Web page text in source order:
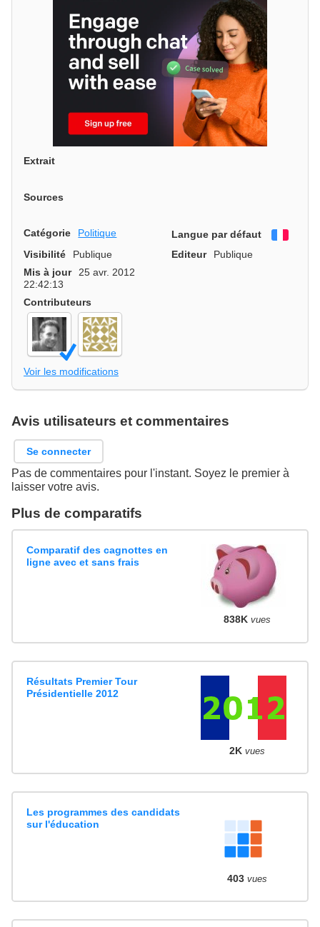
Extrait
Sources
Catégorie Politique Langue par défaut
Visibilité
Publique Editeur
Publique
Mis à jour
25 avr. 2012
22:42:13
Contributeurs
Voir les modifications
Avis utilisateurs et commentaires
Se connecter
Pas de commentaires pour l'instant. Soyez le premier à
laisser votre avis.
Plus de comparatifs
Comparatif des cagnottes en
ligne avec et sans frais
838K vues
Résultats Premier Tour
Présidentielle 2012
2K vues
Les programmes des candidats
sur l'éducation
403 vues